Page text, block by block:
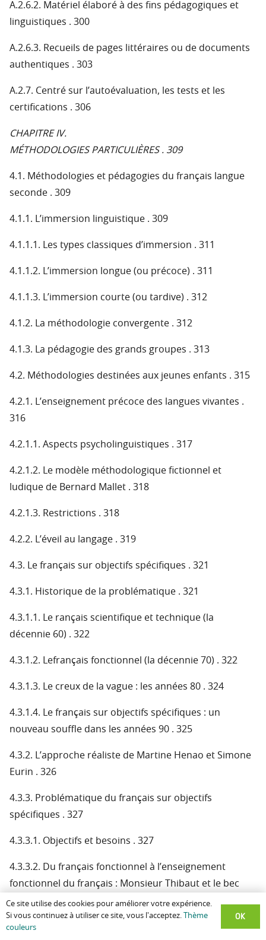
A.2.6.2. Matériel élaboré à des fins pédagogiques et
linguistiques . 300
A.2.6.3. Recueils de pages littéraires ou de documents
authentiques . 303
A.2.7. Centré sur l’autoévaluation, les tests et les
certifications . 306
CHAPITRE IV.
MÉTHODOLOGIES PARTICULIÈRES . 309
4.1. Méthodologies et pédagogies du français langue
seconde . 309
4.1.1. L’immersion linguistique . 309
4.1.1.1. Les types classiques d’immersion . 311
4.1.1.2. L’immersion longue (ou précoce) . 311
4.1.1.3. L’immersion courte (ou tardive) . 312
4.1.2. La méthodologie convergente . 312
4.1.3. La pédagogie des grands groupes . 313
4.2. Méthodologies destinées aux jeunes enfants . 315
4.2.1. L’enseignement précoce des langues vivantes .
316
4.2.1.1. Aspects psycholinguistiques . 317
4.2.1.2. Le modèle méthodologique fictionnel et
ludique de Bernard Mallet . 318
4.2.1.3. Restrictions . 318
4.2.2. L’éveil au langage . 319
4.3. Le français sur objectifs spécifiques . 321
4.3.1. Historique de la problématique . 321
4.3.1.1. Le rançais scientifique et technique (la
décennie 60) . 322
4.3.1.2. Lefrançais fonctionnel (la décennie 70) . 322
4.3.1.3. Le creux de la vague : les années 80 . 324
4.3.1.4. Le français sur objectifs spécifiques : un
nouveau souffle dans les années 90 . 325
4.3.2. L’approche réaliste de Martine Henao et Simone
Eurin . 326
4.3.3. Problématique du français sur objectifs
spécifiques . 327
4.3.3.1. Objectifs et besoins . 327
4.3.3.2. Du français fonctionnel à l’enseignement
fonctionnel du français : Monsieur Thibaut et le bec
Bunsen . 328
4.3.4. Le texte et les discours scientifiques . 329
Ce site utilise des cookies pour améliorer votre expérience.
Si vous continuez à utiliser ce site, vous l'acceptez.
Thème
couleurs
OK